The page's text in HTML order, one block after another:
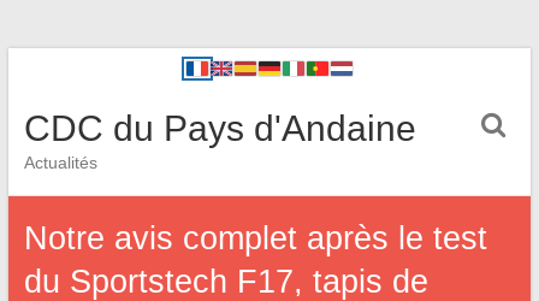
CDC du Pays d'Andaine
Actualités
Notre avis complet après le test
du Sportstech F17, tapis de